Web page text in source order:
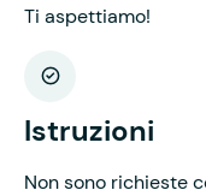
Ti aspettiamo!
Istruzioni
Non sono richieste